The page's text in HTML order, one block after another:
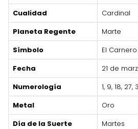
Cualidad
Cardinal
Planeta Regente
Marte
Símbolo
El Carnero
Fecha
21 de
Numerología
1, 9, 18, 27,
Metal
Oro
Día de la Suerte
Martes